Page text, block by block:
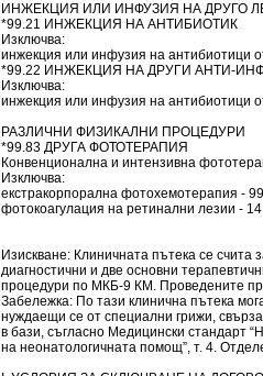
ИНЖЕКЦИЯ ИЛИ ИНФУЗИЯ НА ДРУГО
*99.21 ИНЖЕКЦИЯ НА АНТИБИОТИК
Изключва:
инжекция или инфузия на антибиотици
*99.22 ИНЖЕКЦИЯ НА ДРУГИ АНТИ-
Изключва:
инжекция или инфузия на антибиотици
РАЗЛИЧНИ ФИЗИКАЛНИ ПРОЦЕДУРИ
*99.83 ДРУГА ФОТОТЕРАПИЯ
Конвенционална и интензивна
Изключва:
екстракорпорална фотохемотерапия -
фотокоагулация на ретинални лезии -
Изискване: Клиничната пътека се
диагностични и две основни
процедури по МКБ-9 КМ. Проведените
Забележка: По тази клинична пътека
нуждаещи се от специални грижи,
в бази, съгласно Медицински стандарт
на неонатологичната помощ”, т. 4.